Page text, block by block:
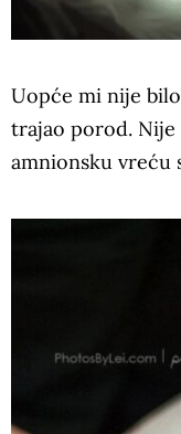
Uopće mi nije
trajao porod. Nije
amnionsku vreću